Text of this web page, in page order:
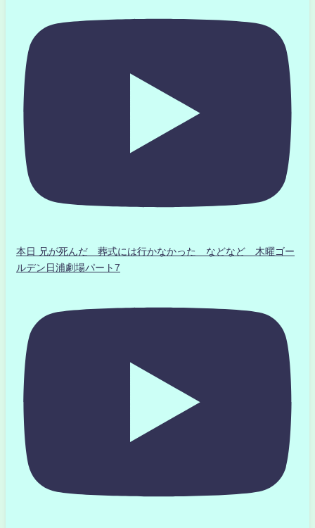
本日 兄が死んだ 葬式には行かなかった などなど 木曜ゴー
ルデン日浦劇場パート7